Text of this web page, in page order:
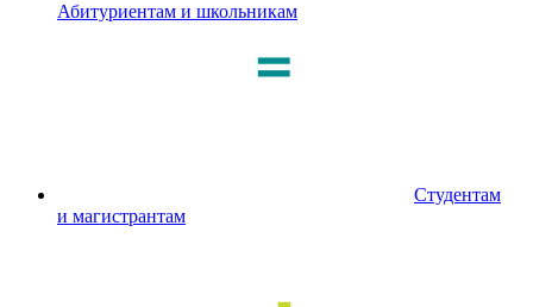
Абитуриентам и школьникам
Студентам
и магистрантам